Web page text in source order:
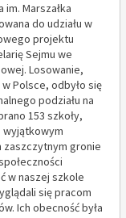
Marszałka
do udziału w
projektu
Sejmu we
Losowanie,
Polsce, odbyło się
podziału na
153 szkoły,
wyjątkowym
zaszczytnym gronie
w naszej szkole
się pracom
Ich obecność była